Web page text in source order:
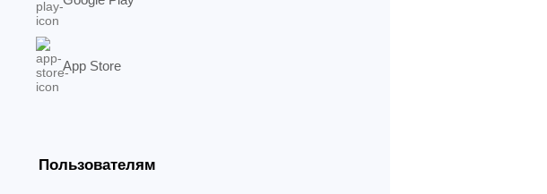
App Store
Пользователям